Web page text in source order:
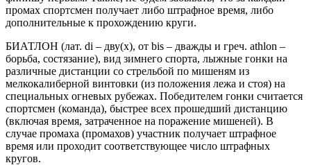
промах спортсмен получает либо штрафное время, либо
дополнительные к прохождению круги.
БИАТЛОН (лат. di – дву(х), от bis – дважды и греч. athlon –
борьба, состязание), вид зимнего спорта, лыжные гонки на
различные дистанции со стрельбой по мишеням из
мелкокалиберной винтовки (из положения лежа и стоя) на
специальных огневых рубежах. Победителем гонки считается
спортсмен (команда), быстрее всех прошедший дистанцию
(включая время, затраченное на поражение мишеней). В
случае промаха (промахов) участник получает штрафное
время или проходит соответствующее число штрафных
кругов.